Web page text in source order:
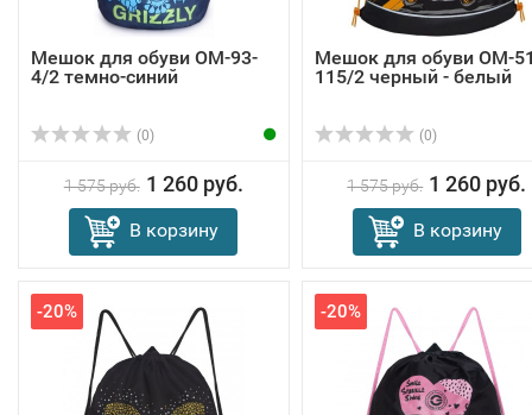
Мешок для обуви OM-93-
4/2 темно-синий
(0)
1 575 руб. 1 260 руб.
В корзину
Мешок для обуви OM-
115/2 черный - белый
(0)
1 575 руб. 1 260 руб.
В корзину
-20% -20%